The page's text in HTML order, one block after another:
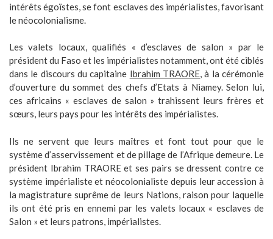
intérêts égoïstes, se font esclaves des impérialistes, favorisant
le néocolonialisme.
Les valets locaux, qualifiés « d’esclaves de salon » par le
président du Faso et les impérialistes notamment, ont été ciblés
dans le discours du capitaine Ibrahim TRAORE, à la cérémonie
d’ouverture du sommet des chefs d’Etats à Niamey. Selon lui,
ces africains « esclaves de salon » trahissent leurs frères et
sœurs, leurs pays pour les intérêts des impérialistes.
Ils ne servent que leurs maîtres et font tout pour que le
système d’asservissement et de pillage de l’Afrique demeure. Le
président Ibrahim TRAORE et ses pairs se dressent contre ce
système impérialiste et néocolonialiste depuis leur accession à
la magistrature suprême de leurs Nations, raison pour laquelle
ils ont été pris en ennemi par les valets locaux « esclaves de
Salon » et leurs patrons, impérialistes.